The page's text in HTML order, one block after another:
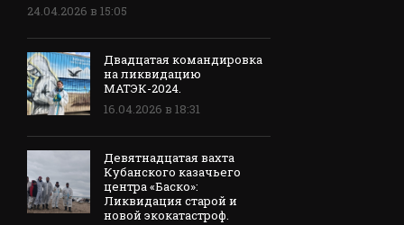
24.04.2026 в 15:05
Двадцатая командировка
на ликвидацию
МАТЭК-2024.
16.04.2026 в 18:31
Девятнадцатая вахта
Кубанского казачьего
центра «Баско»:
Ликвидация старой и
новой экокатастроф.